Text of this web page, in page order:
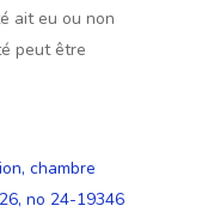
ait eu ou non
peut être
chambre
no 24-19346